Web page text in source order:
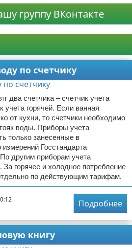
группу ВКонтакте
по счетчику
два счетчика – счетчик учета
учета горячей. Если ванная
от кухни, то счетчики необходимо
воды. Приборы учета
только занесенные в
Госстандарта
другим приборам учета
За горячее и холодное потребление
по действующим тарифам.
Подробнее
книгу